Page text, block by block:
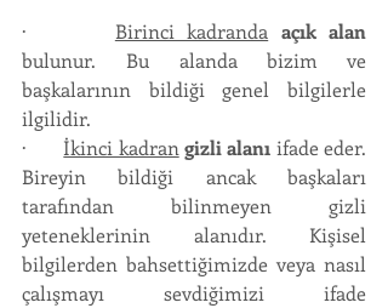
· Birinci kadranda açık alan
bulunur. Bu alanda bizim ve
başkalarının bildiği genel bilgilerle
ilgilidir.
· İkinci kadran gizli alanı ifade eder.
Bireyin bildiği ancak başkaları
tarafından bilinmeyen gizli
yeteneklerinin alanıdır. Kişisel
bilgilerden bahsettiğimizde veya nasıl
çalışmayı sevdiğimizi ifade